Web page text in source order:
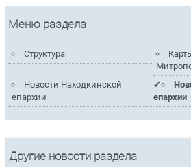
Меню раздела
Структура
Новости Находкинской
епархии
епархии
Другие новости раздела